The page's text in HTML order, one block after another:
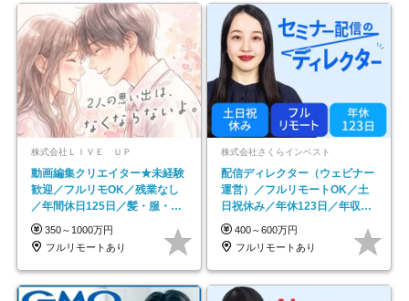
株式会社ＬＩＶＥ ＵＰ
動画編集クリエイター★未経験
歓迎／フルリモOK／残業なし
／年間休日125日／髪・服・ネ
イル自由／研修充実で安心
350～1000万円
フルリモートあり
株式会社さくらインベスト
配信ディレクター（ウェビナー
運営）／フルリモートOK／土
日祝休み／年休123日／年収
600万円可
400～600万円
フルリモートあり